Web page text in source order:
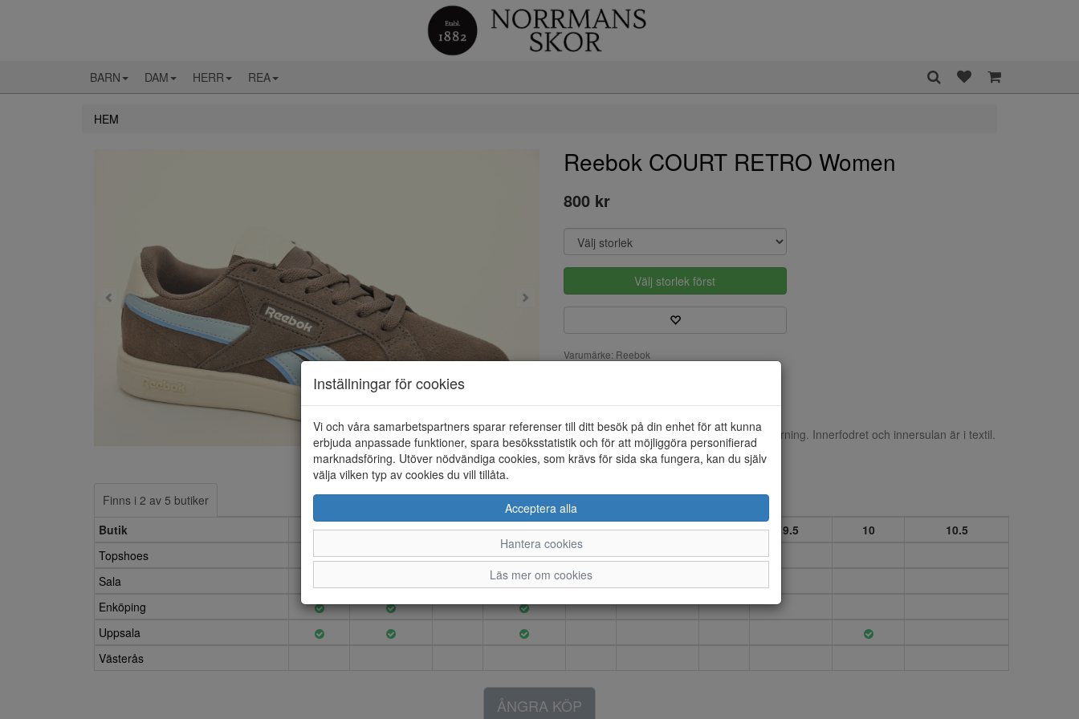
BARN DAM HERR REA
HEM
Reebok COURT RETRO Women
800 kr
Välj storlek först
Varumärke: Reebok
Färg: Brun
COURT RETRO sneaker i mocca med snörning. Innerfodret och innersulan är i textil.
Yttersulan är i gummi.
Finns i 2 av 5 butiker
Butik
6 6.5 7 7.5 8 8.5 9 9.5 10
10.5
Topshoes
Sala
Enköping
Uppsala
Västerås
ÅNGRA KÖP
Inställningar för cookies
Vi och våra samarbetspartners sparar referenser till ditt besök på din enhet för att kunna
erbjuda anpassade funktioner, spara besöksstatistik och för att möjliggöra personifierad
marknadsföring. Utöver nödvändiga cookies, som krävs för sida ska fungera, kan du själv
välja vilken typ av cookies du vill tillåta.
Acceptera alla
Hantera cookies
Läs mer om cookies